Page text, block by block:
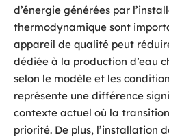
d’énergie générées par
thermodynamique sont
appareil de qualité peut
dédiée à la production d’eau
selon le modèle et les
représente une différence
contexte actuel où la
priorité. De plus, l’installation